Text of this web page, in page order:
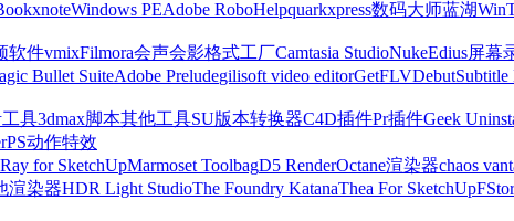
Windows PEAdobe RoboHelpquarkxpress数码大师蓝湖
软件vmixFilmora会声会影格式工厂Camtasia StudioNukeEdius屏幕
Bullet SuiteAdobe Preludegilisoft video editorGetFLVDebutSubtitle
工具3dmax脚本其他工具SU版本转换器C4D插件Pr插件Geek
PS动作特效
for SketchUpMarmoset ToolbagD5 RenderOctane渲染器chaos
渲染器HDR Light StudioThe Foundry KatanaThea For SketchUp